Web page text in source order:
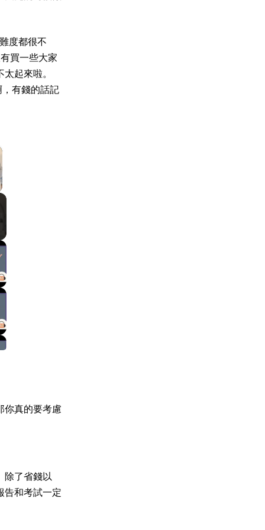
度都很不
買一些大家
起來啦。
，有錢的話記
你真的要考慮
除了省錢以
告和考試一定